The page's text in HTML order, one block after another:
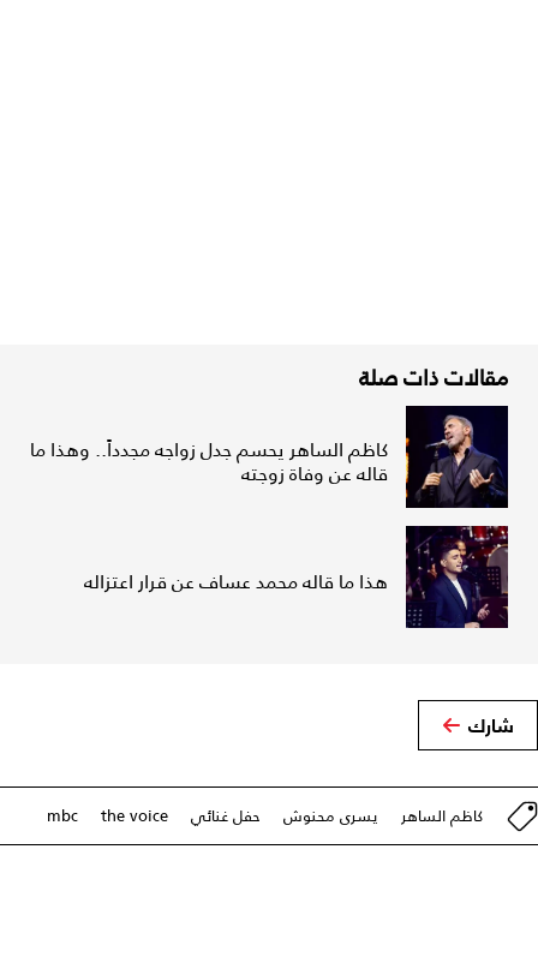
مقالات ذات صلة
كاظم الساهر يحسم جدل زواجه مجدداً.. وهذا ما
قاله عن وفاة زوجته
هذا ما قاله محمد عساف عن قرار اعتزاله
شارك
كاظم الساهر يسرى محنوش حفل غنائي the voice
mbc